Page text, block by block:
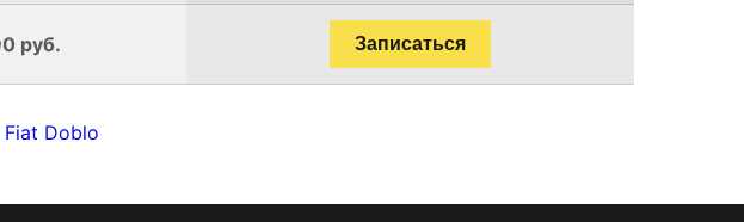
руб. Записаться
Doblo